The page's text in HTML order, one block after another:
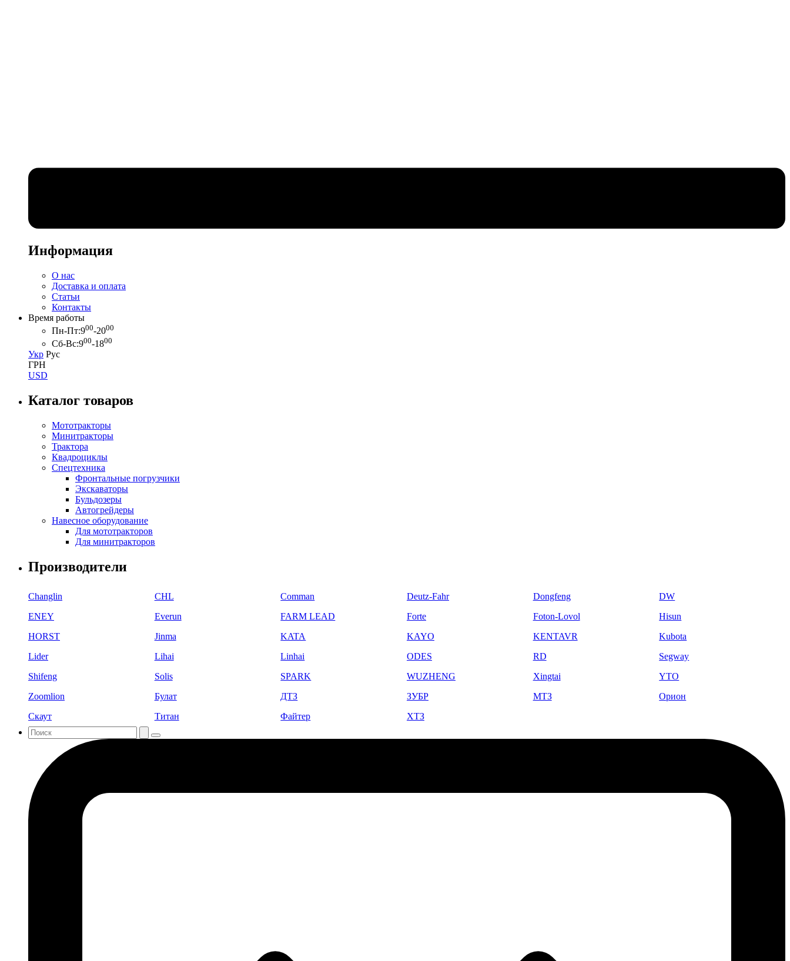
Информация
О нас
Доставка и оплата
Статьи
Контакты
Время работы
Пн-Пт:900-2000
Сб-Вс:900-1800
Укр Рус
ГРН
USD
Каталог товаров
Мототракторы
Минитракторы
Трактора
Квадроциклы
Спецтехника
Фронтальные погрузчики
Экскаваторы
Бульдозеры
Автогрейдеры
Навесное оборудование
Для мототракторов
Для минитракторов
Производители
Changlin CHL Comman Deutz-Fahr Dongfeng
DW
ENEY
Everun FARM LEAD Forte Foton-Lovol
Hisun
HORST
Jinma KATA KAYO KENTAVR
Kubota
Lider
Lihai Linhai ODES RD
Segway
Shifeng
Solis SPARK WUZHENG Xingtai
YTO
Zoomlion
Булат ДТЗ ЗУБР МТЗ
Орион
Скаут
Титан Файтер ХТЗ